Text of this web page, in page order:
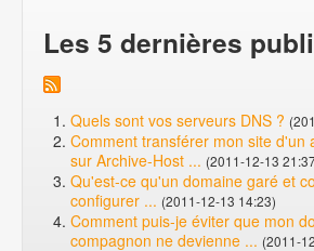
Les 5 dernières
Quels sont vos serveurs DNS ?
Comment transférer mon site d'un
sur Archive-Host ... (2011-12-13
Qu'est-ce qu'un domaine garé et
configurer ... (2011-12-13 14:23)
Comment puis-je éviter que mon
compagnon ne devienne ... (2011-